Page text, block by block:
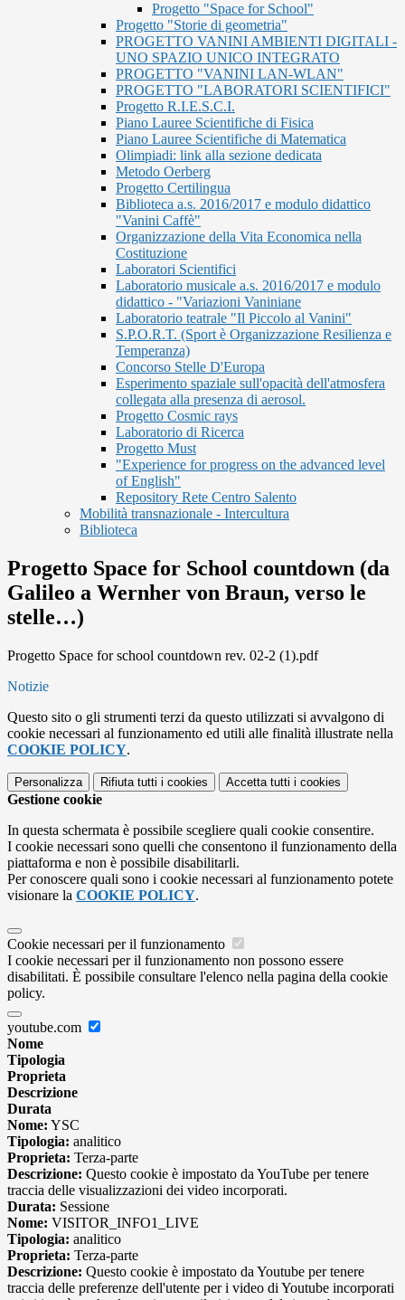
Progetto "Space for School"
Progetto "Storie di geometria"
PROGETTO VANINI AMBIENTI DIGITALI -
UNO SPAZIO UNICO INTEGRATO
PROGETTO "VANINI LAN-WLAN"
PROGETTO "LABORATORI SCIENTIFICI"
Progetto R.I.E.S.C.I.
Piano Lauree Scientifiche di Fisica
Piano Lauree Scientifiche di Matematica
Olimpiadi: link alla sezione dedicata
Metodo Oerberg
Progetto Certilingua
Biblioteca a.s. 2016/2017 e modulo didattico
"Vanini Caffè"
Organizzazione della Vita Economica nella
Costituzione
Laboratori Scientifici
Laboratorio musicale a.s. 2016/2017 e modulo
didattico - "Variazioni Vaniniane
Laboratorio teatrale "Il Piccolo al Vanini"
S.P.O.R.T. (Sport è Organizzazione Resilienza e
Temperanza)
Concorso Stelle D'Europa
Esperimento spaziale sull'opacità dell'atmosfera
collegata alla presenza di aerosol.
Progetto Cosmic rays
Laboratorio di Ricerca
Progetto Must
"Experience for progress on the advanced level
of English"
Repository Rete Centro Salento
Mobilità transnazionale - Intercultura
Biblioteca
Progetto Space for School countdown (da
Galileo a Wernher von Braun, verso le
stelle…)
Progetto Space for school countdown rev. 02-2 (1).pdf
Notizie
Questo sito o gli strumenti terzi da questo utilizzati si avvalgono di
cookie necessari al funzionamento ed utili alle finalità illustrate nella
COOKIE POLICY.
Personalizza Rifiuta tutti i cookies Accetta tutti i cookies
Gestione cookie
In questa schermata è possibile scegliere quali cookie consentire.
I cookie necessari sono quelli che consentono il funzionamento della
piattaforma e non è possibile disabilitarli.
Per conoscere quali sono i cookie necessari al funzionamento potete
visionare la COOKIE POLICY.
Cookie necessari per il funzionamento
I cookie necessari per il funzionamento non possono essere
disabilitati. È possibile consultare l'elenco nella pagina della cookie
policy.
youtube.com
Nome
Tipologia
Proprieta
Descrizione
Durata
Nome: YSC
Tipologia: analitico
Proprieta: Terza-parte
Descrizione: Questo cookie è impostato da YouTube per tenere
traccia delle visualizzazioni dei video incorporati.
Durata: Sessione
Nome: VISITOR_INFO1_LIVE
Tipologia: analitico
Proprieta: Terza-parte
Descrizione: Questo cookie è impostato da Youtube per tenere
traccia delle preferenze dell'utente per i video di Youtube incorporati